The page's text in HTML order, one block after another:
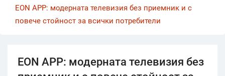
EON APP: модерната телевизия без приемник и с
повече стойност за всички потребители
EON APP: модерната телевизия без